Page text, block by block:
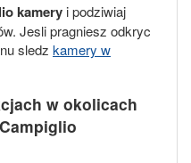
kamery i podziwiaj
Jesli pragniesz odkryc
sledz kamery w
w okolicach